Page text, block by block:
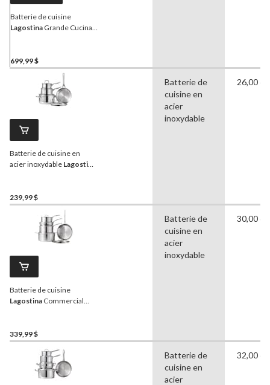
Batterie de cuisine
Lagostina Grande Cucina,
699,99 $
Batterie de cuisine en
acier inoxydable Lagostina
239,99 $
Batterie de
cuisine en
acier
inoxydable
26,00 cm
Batterie de cuisine
Lagostina Commercial
339,99 $
Batterie de
cuisine en
acier
inoxydable
30,00 cm
Batterie de
cuisine en
acier
32,00 cm